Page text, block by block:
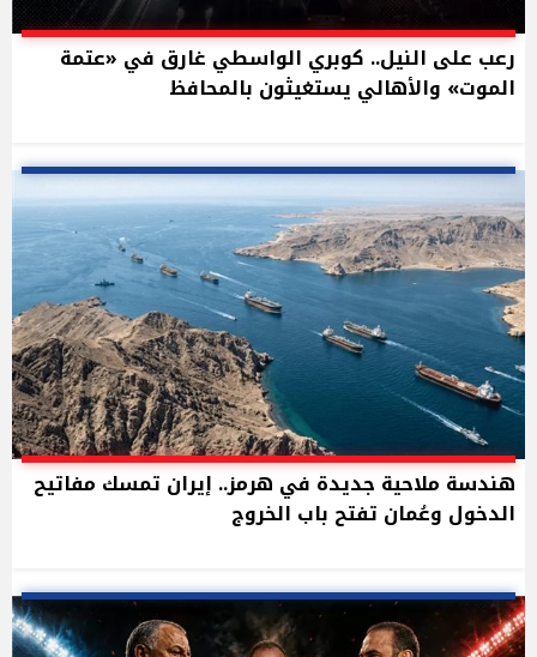
رعب على النيل.. كوبري الواسطي غارق في «عتمة
الموت» والأهالي يستغيثون بالمحافظ
هندسة ملاحية جديدة في هرمز.. إيران تمسك مفاتيح
الدخول وعُمان تفتح باب الخروج